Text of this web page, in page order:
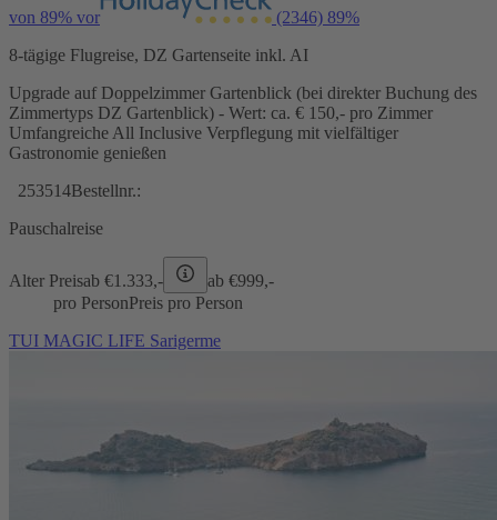
von 89% vor (2346) 89%
8-tägige Flugreise, DZ Gartenseite inkl. AI
Upgrade auf Doppelzimmer Gartenblick (bei direkter Buchung des
Zimmertyps DZ Gartenblick) - Wert: ca. € 150,- pro Zimmer
Umfangreiche All Inclusive Verpflegung mit vielfältiger
Gastronomie genießen
253514Bestellnr.:
Pauschalreise
Alter Preisab €1.333,- ab €999,-
pro PersonPreis pro Person
TUI MAGIC LIFE Sarigerme